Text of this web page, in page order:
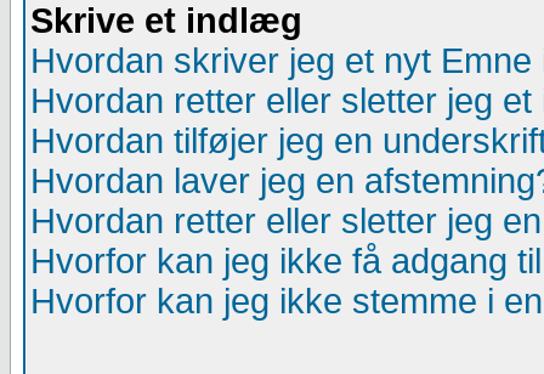
Skrive et indlæg
Hvordan skriver jeg et nyt Emne
Hvordan retter eller sletter jeg
Hvordan tilføjer jeg en
Hvordan laver jeg en
Hvordan retter eller sletter jeg
Hvorfor kan jeg ikke få adgang
Hvorfor kan jeg ikke stemme i